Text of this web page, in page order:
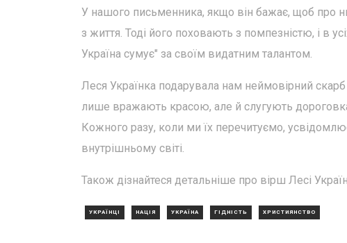
У нашого письменника, якщо він бажає, щоб про
з життя. Тоді його поховають з помпезністю, і в
Україна сумує" за своїм видатним талантом.
Леся Українка подарувала нам неймовірний
лише вражають красою, але й слугують
Кожного разу, коли ми їх перечитуємо,
внутрішньому світі.
Також дізнайтеся детальніше про вірш Лесі
УКРАЇНЦІ НАЦІЯ УКРАЇНА ГІДНІСТЬ ХРИСТИЯНСТВО